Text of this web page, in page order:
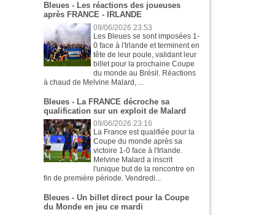
Bleues - Les réactions des joueuses
après FRANCE - IRLANDE
09/06/2026 23:53
Les Bleues se sont imposées 1-
0 face à l'Irlande et terminent en
tête de leur poule, validant leur
billet pour la prochaine Coupe
du monde au Brésil. Réactions
à chaud de Melvine Malard, ...
Bleues - La FRANCE décroche sa
qualification sur un exploit de Malard
09/06/2026 23:16
La France est qualifiée pour la
Coupe du monde après sa
victoire 1-0 face à l'Irlande.
Melvine Malard a inscrit
l'unique but de la rencontre en
fin de première période. Vendredi...
Bleues - Un billet direct pour la Coupe
du Monde en jeu ce mardi